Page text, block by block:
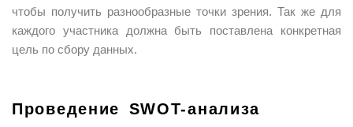
чтобы получить разнообразные точки зрения. Так же для
каждого участника должна быть поставлена конкретная
цель по сбору данных.
Проведение SWOT-анализа